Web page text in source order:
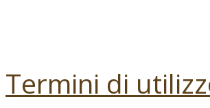
Termini di